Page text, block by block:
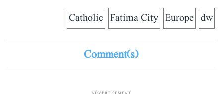
dw
Europe
Fatima City
Catholic
Comment(s)
ADVERTISEMENT